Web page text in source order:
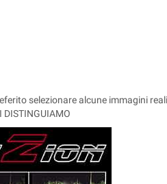
selezionare alcune immagini